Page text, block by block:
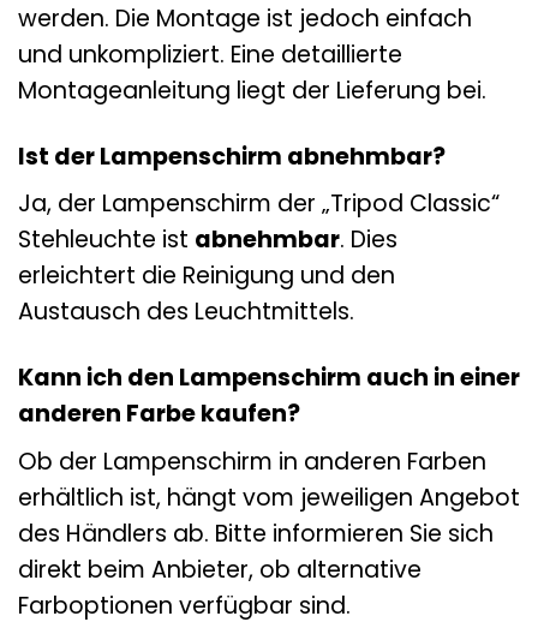
werden. Die Montage ist jedoch einfach
und unkompliziert. Eine detaillierte
Montageanleitung liegt der Lieferung bei.
Ist der Lampenschirm abnehmbar?
Ja, der Lampenschirm der „Tripod Classic“
Stehleuchte ist abnehmbar. Dies
erleichtert die Reinigung und den
Austausch des Leuchtmittels.
Kann ich den Lampenschirm auch in einer
anderen Farbe kaufen?
Ob der Lampenschirm in anderen Farben
erhältlich ist, hängt vom jeweiligen Angebot
des Händlers ab. Bitte informieren Sie sich
direkt beim Anbieter, ob alternative
Farboptionen verfügbar sind.